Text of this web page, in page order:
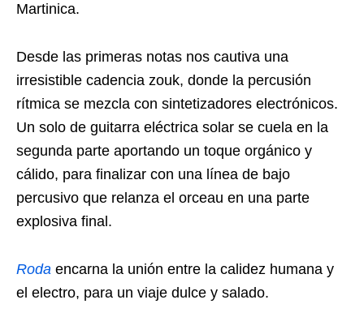
Martinica.
Desde las primeras notas nos cautiva una
irresistible cadencia zouk, donde la percusión
rítmica se mezcla con sintetizadores electrónicos.
Un solo de guitarra eléctrica solar se cuela en la
segunda parte aportando un toque orgánico y
cálido, para finalizar con una línea de bajo
percusivo que relanza el orceau en una parte
explosiva final.
Roda encarna la unión entre la calidez humana y
el electro, para un viaje dulce y salado.